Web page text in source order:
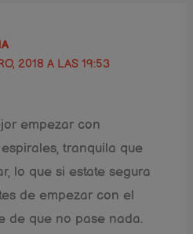
2018 A LAS 19:53
empezar con
tranquila que
lo que si estate segura
de empezar con el
de que no pase nada.